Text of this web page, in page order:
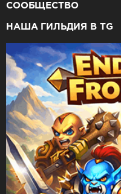
СООБЩЕСТВО
НАША ГИЛЬДИЯ В TG